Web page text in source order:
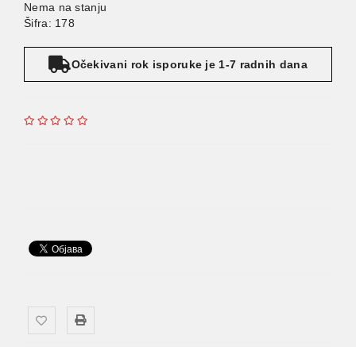
Nema na stanju
Šifra: 178
Očekivani rok isporuke je 1-7 radnih dana